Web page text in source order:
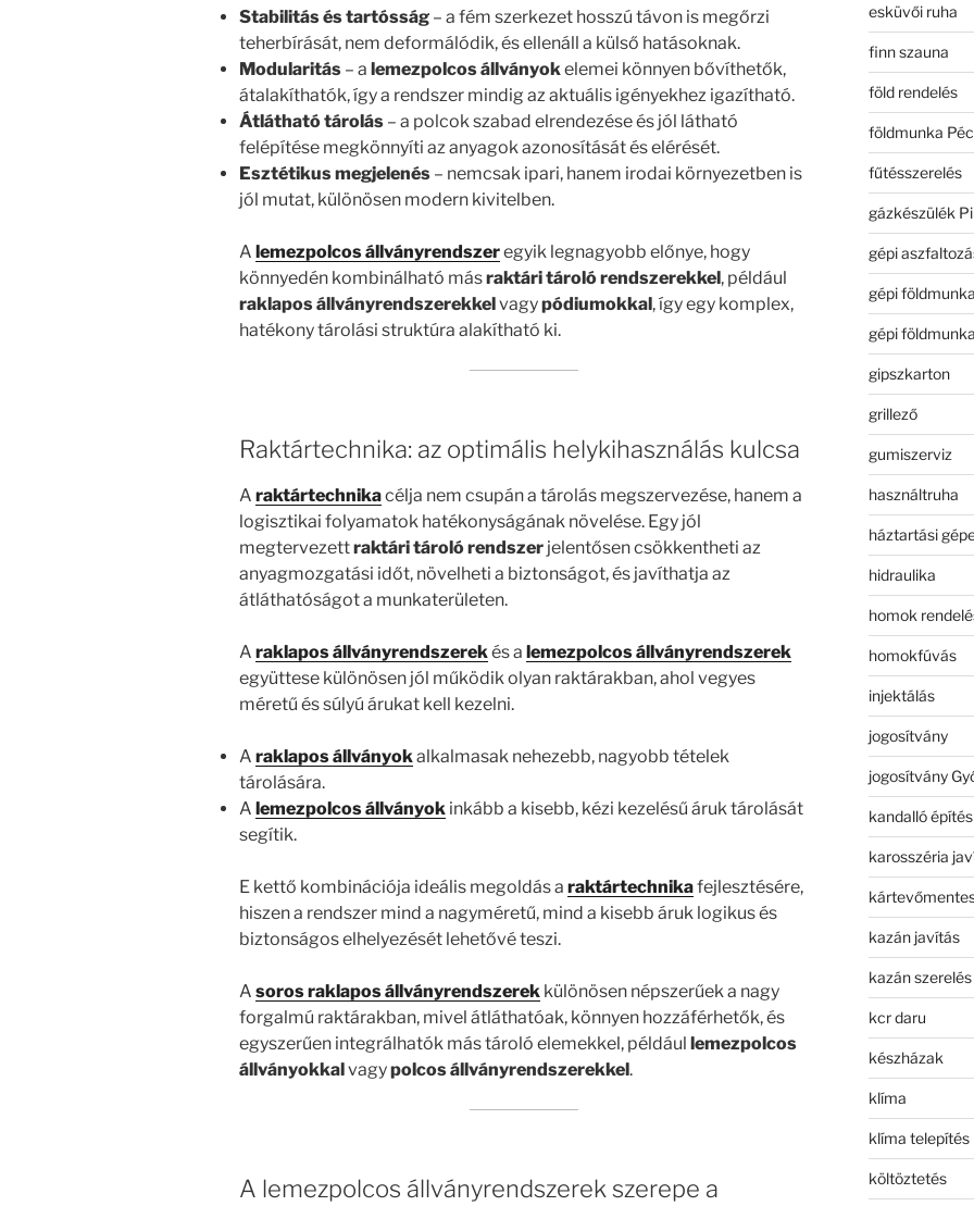
Stabilitás és tartósság – a fém szerkezet hosszú távon is megőrzi
teherbírását, nem deformálódik, és ellenáll a külső hatásoknak.
Modularitás – a lemezpolcos állványok elemei könnyen bővíthetők,
átalakíthatók, így a rendszer mindig az aktuális igényekhez igazítható.
Átlátható tárolás – a polcok szabad elrendezése és jól látható
felépítése megkönnyíti az anyagok azonosítását és elérését.
Esztétikus megjelenés – nemcsak ipari, hanem irodai környezetben is
jól mutat, különösen modern kivitelben.
A lemezpolcos állványrendszeregyik legnagyobb előnye, hogy
könnyedén kombinálható másraktári tároló rendszerekkel, például
raklapos állványrendszerekkelvagypódiumokkal, így egy komplex,
hatékony tárolási struktúra alakítható ki.
Raktártechnika: az optimális helykihasználás kulcsa
A raktártechnikacélja nem csupán a tárolás megszervezése, hanem a
logisztikai folyamatok hatékonyságának növelése. Egy jól
megtervezettraktári tároló rendszer jelentősen csökkentheti az
anyagmozgatási időt, növelheti a biztonságot, és javíthatja az
átláthatóságot a munkaterületen.
A raklapos állványrendszerekés a lemezpolcos állványrendszerek
együttese különösen jól működik olyan raktárakban, ahol vegyes
méretű és súlyú árukat kell kezelni.
A raklapos állványokalkalmasak nehezebb, nagyobb tételek
tárolására.
A lemezpolcos állványok inkább a kisebb, kézi kezelésű áruk tárolását
segítik.
E kettő kombinációja ideális megoldás a raktártechnikafejlesztésére,
hiszen a rendszer mind a nagyméretű, mind a kisebb áruk logikus és
biztonságos elhelyezését lehetővé teszi.
A soros raklapos állványrendszerek különösen népszerűek a nagy
forgalmú raktárakban, mivel átláthatóak, könnyen hozzáférhetők, és
egyszerűen integrálhatók más tároló elemekkel, például lemezpolcos
állványokkal vagypolcos állványrendszerekkel.
A lemezpolcos állványrendszerek szerepe a
esküvői ruha
finn szauna
föld rendelés
földmunka
fűtésszerelés
gázkészülék
gépi
gépi földmunka
gépi
gipszkarton
grillező
gumiszerviz
használtruha
háztartási
hidraulika
homok
homokfúvás
injektálás
jogosítvány
jogosítvány
kandalló építés
karosszéria
kazán javítás
kazán szerelés
kcr daru
készházak
klíma
klíma telepítés
költöztetés